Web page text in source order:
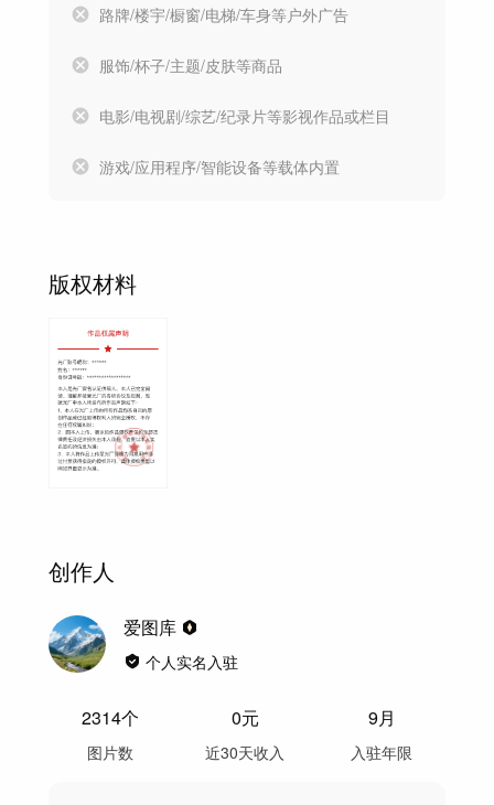
路牌/楼宇/橱窗/电梯/车身等户外广告
服饰/杯子/主题/皮肤等商品
电影/电视剧/综艺/纪录片等影视作品或栏目
游戏/应用程序/智能设备等载体内置
版权材料
创作人
爱图库
个人实名入驻
2314个
图片数
0元
近30天收入
9月
入驻年限